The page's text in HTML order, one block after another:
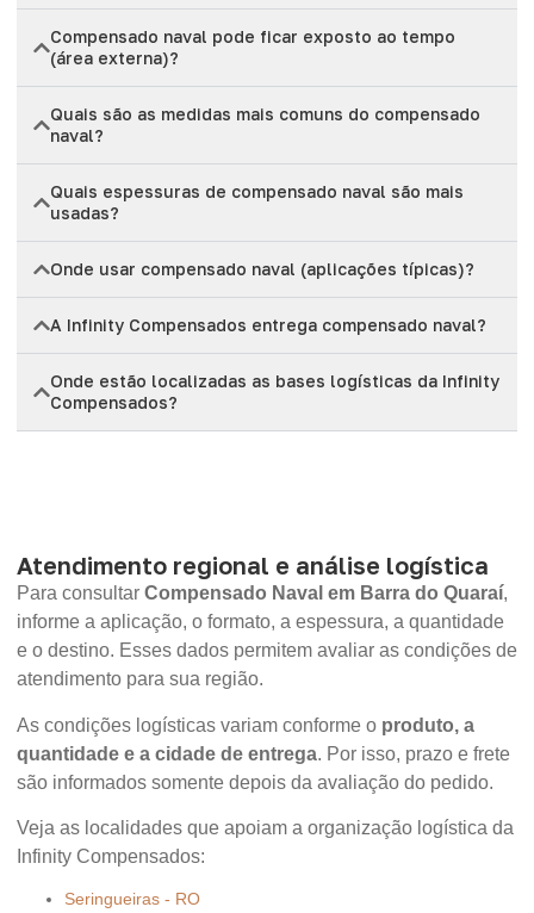
Compensado naval pode ficar exposto ao tempo
(área externa)?
Quais são as medidas mais comuns do compensado
naval?
Quais espessuras de compensado naval são mais
usadas?
Onde usar compensado naval (aplicações típicas)?
A Infinity Compensados entrega compensado naval?
Onde estão localizadas as bases logísticas da Infinity
Compensados?
Atendimento regional e análise logística
Para consultar Compensado Naval em Barra do Quaraí,
informe a aplicação, o formato, a espessura, a quantidade
e o destino. Esses dados permitem avaliar as condições de
atendimento para sua região.
As condições logísticas variam conforme o produto, a
quantidade e a cidade de entrega. Por isso, prazo e frete
são informados somente depois da avaliação do pedido.
Veja as localidades que apoiam a organização logística da
Infinity Compensados:
Seringueiras - RO